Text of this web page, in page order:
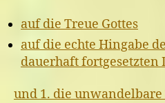
auf die Treue Gottes
auf die echte Hingabe
dauerhaft fortgesetzten
und 1. die unwandelbare